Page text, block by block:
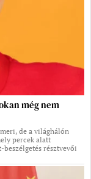
még nem
de a világhálón
percek alatt
résztvevői